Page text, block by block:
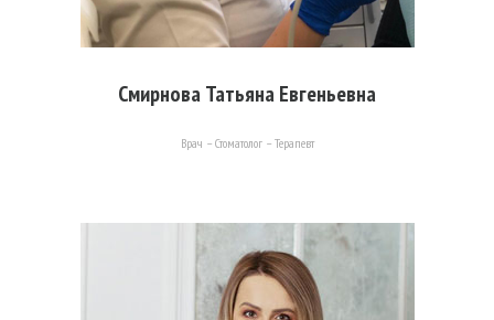
Смирнова Татьяна Евгеньевна
Врач – Стоматолог – Терапевт